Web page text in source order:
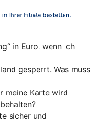
in Euro, wenn ich
gesperrt. Was muss
meine Karte wird
sicher und